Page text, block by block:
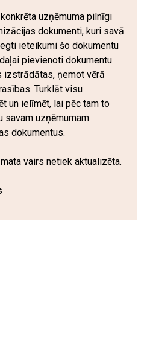
uzņēmuma pilnīgi
dokumenti, kuri savā
ieteikumi šo dokumentu
pievienoti dokumentu
izstrādātas, ņemot vērā
Turklāt visu
un ielīmēt, lai pēc tam to
savam uzņēmumam
dokumentus.
vairs netiek aktualizēta.